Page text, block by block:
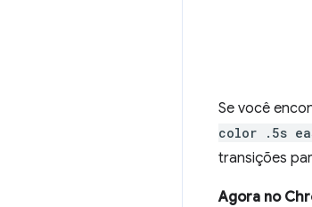
Se você
color .5s
transições
Agora no